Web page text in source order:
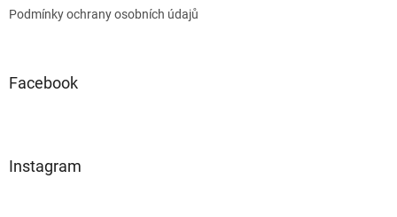
Podmínky ochrany osobních údajů
Facebook
Instagram